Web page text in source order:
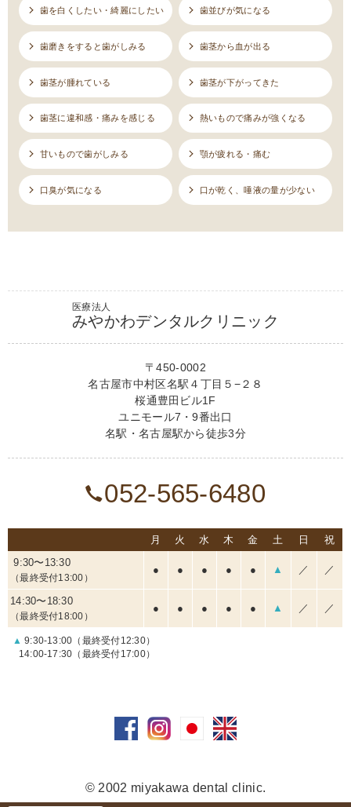
歯を白くしたい・綺麗にしたい 歯並びが気になる
歯磨きをすると歯がしみる 歯茎から血が出る
歯茎が腫れている 歯茎が下がってきた
歯茎に違和感・痛みを感じる 熱いもので痛みが強くなる
甘いもので歯がしみる 顎が疲れる・痛む
口臭が気になる 口が乾く、唾液の量が少ない
医療法人
みやかわデンタルクリニック
〒450-0002
名古屋市中村区名駅４丁目５−２８
桜通豊田ビル1F
ユニモール7・9番出口
名駅・名古屋駅から徒歩3分
052-565-6480
月 火 水 木 金 土 日
祝
9:30〜13:30
（最終受付13:00）
● ● ● ● ● ▲ ／ ／
14:30〜18:30
（最終受付18:00）
● ● ● ● ● ▲ ／ ／
▲ 9:30-13:00（最終受付12:30）
14:00-17:30（最終受付17:00）
© 2002 miyakawa dental clinic.